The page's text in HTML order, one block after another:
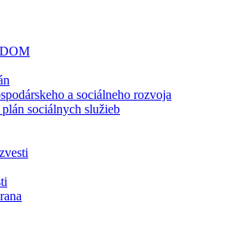
a sociálneho rozvoja
sociálnych služieb